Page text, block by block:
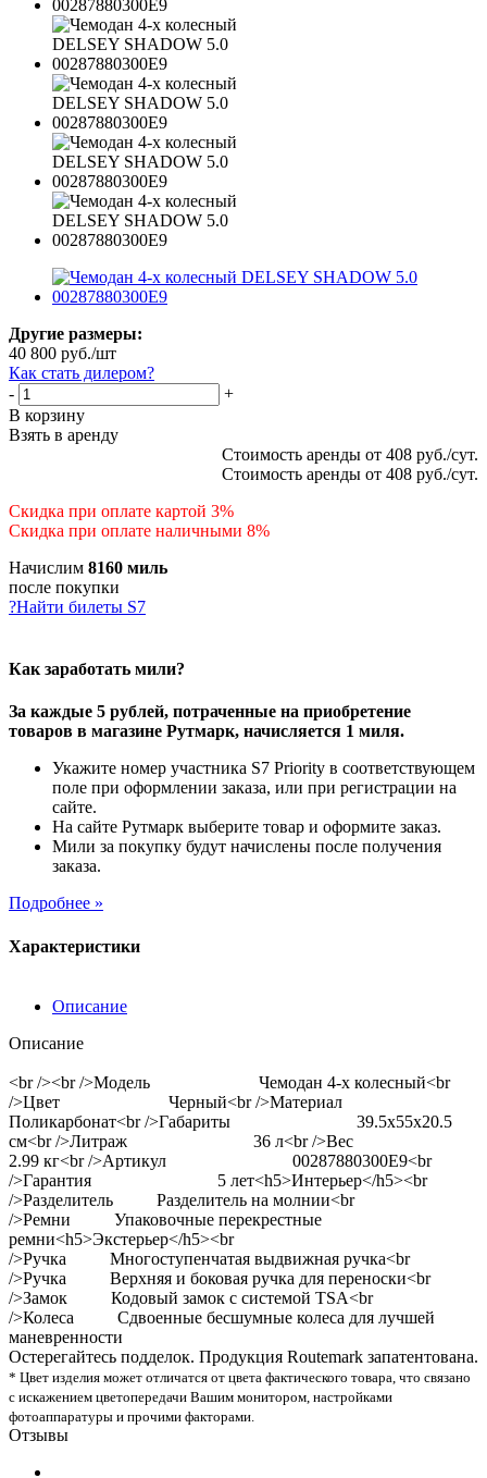
Другие размеры:
40 800 руб./шт
Как стать дилером?
-
+
В корзину
Взять в аренду
Стоимость аренды от 408 руб./сут.
Стоимость аренды от 408 руб./сут.
Скидка при оплате картой 3%
Скидка при оплате наличными 8%
Начислим 8160 миль
после покупки
?Найти билеты S7
Как заработать мили?
За каждые 5 рублей, потраченные на приобретение
товаров в магазине Рутмарк, начисляется 1 миля.
Укажите номер участника S7 Priority в соответствующем
поле при оформлении заказа, или при регистрации на
сайте.
На сайте Рутмарк выберите товар и оформите заказ.
Мили за покупку будут начислены после получения
заказа.
Подробнее »
Характеристики
Описание
Описание
<br /><br />Модель Чемодан 4-х колесный<br
/>Цвет Черный<br />Материал
Поликарбонат<br />Габариты 39.5x55x20.5
см<br />Литраж 36 л<br />Вес
2.99 кг<br />Артикул 00287880300E9<br
/>Гарантия 5 лет<h5>Интерьер</h5><br
/>Разделитель Разделитель на молнии<br
/>Ремни Упаковочные перекрестные
ремни<h5>Экстерьер</h5><br
/>Ручка Многоступенчатая выдвижная ручка<br
/>Ручка Верхняя и боковая ручка для переноски<br
/>Замок Кодовый замок с системой TSA<br
/>Колеса Сдвоенные бесшумные колеса для лучшей
маневренности
Остерегайтесь подделок. Продукция Routemark запатентована.
* Цвет изделия может отличатся от цвета фактического товара, что связано
с искажением цветопередачи Вашим монитором, настройками
фотоаппаратуры и прочими факторами.
Отзывы